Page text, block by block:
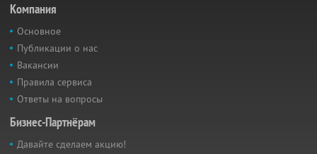
Компания
Основное
Публикации о нас
Вакансии
Правила сервиса
Ответы на вопросы
Бизнес-Партнёрам
Давайте сделаем акцию!